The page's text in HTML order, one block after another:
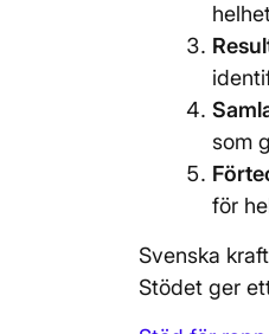
som
för
Svenska
Stödet ger